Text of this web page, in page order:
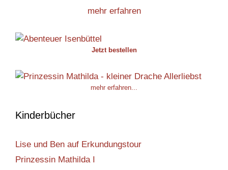
mehr erfahren
Jetzt bestellen
mehr erfahren...
Kinderbücher
Lise und Ben auf Erkundungstour
Prinzessin Mathilda I